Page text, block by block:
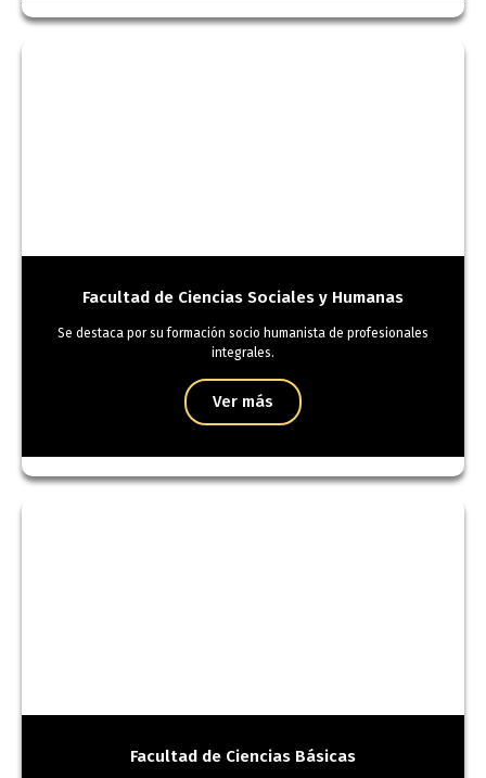
Facultad de Ciencias Sociales y Humanas
Se destaca por su formación socio humanista de profesionales
integrales.
Ver más
Facultad de Ciencias Básicas